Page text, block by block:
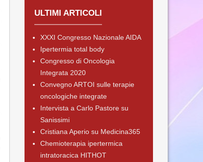
ULTIMI ARTICOLI
XXXI Congresso Nazionale AIDA
Ipertermia total body
Congresso di Oncologia
Integrata 2020
Convegno ARTOI sulle terapie
oncologiche integrate
Intervista a Carlo Pastore su
Sanissimi
Cristiana Aperio su Medicina365
Chemioterapia ipertermica
intratoracica HITHOT